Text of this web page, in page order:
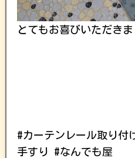
とてもお喜びいただき
#カーテンレール取り
手すり #なんでも屋